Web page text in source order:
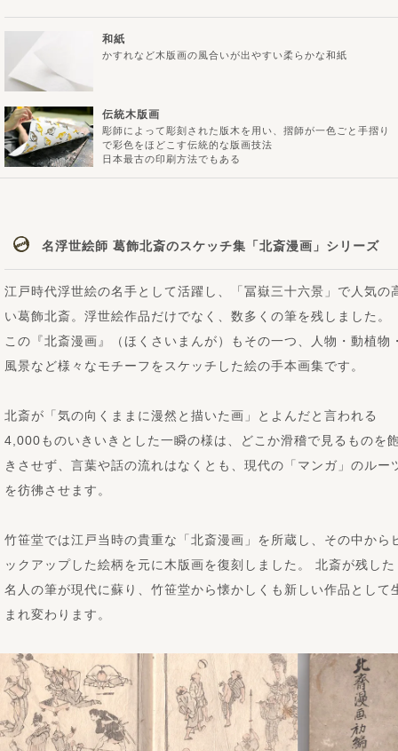
伝統木版画
彫師によって彫刻された版木を用い、摺師が一色ごと手摺り
で彩色をほどこす伝統的な版画技法
日本最古の印刷方法でもある
和紙
かすれなど木版画の風合いが出やすい柔らかな和紙
名浮世絵師 葛飾北斎のスケッチ集「北斎漫画」シリーズ
江戸時代浮世絵の名手として活躍し、「冨嶽三十六景」で人気の
い葛飾北斎。浮世絵作品だけでなく、数多くの筆を残しました。
この『北斎漫画』（ほくさいまんが）もその一つ、人物・動植物
風景など様々なモチーフをスケッチした絵の手本画集です。
北斎が「気の向くままに漫然と描いた画」とよんだと言われる
4,000ものいきいきとした一瞬の様は、どこか滑稽で見るものを
きさせず、言葉や話の流れはなくとも、現代の「マンガ」のルー
を彷彿させます。
竹笹堂では江戸当時の貴重な「北斎漫画」を所蔵し、その中から
ックアップした絵柄を元に木版画を復刻しました。 北斎が残した
名人の筆が現代に蘇り、竹笹堂から懐かしくも新しい作品として
まれ変わります。